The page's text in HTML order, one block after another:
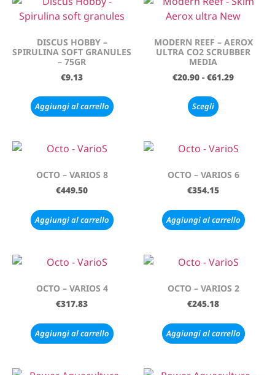
DISCUS HOBBY –
SPIRULINA SOFT GRANULES
– 75GR
€9.13
Aggiungi al carrello
MODERN REEF – AEROX
ULTRA CO2 SCRUBBER
MEDIA
€20.90 - €61.29
Scegli
OCTO – VARIOS 8
€449.50
Aggiungi al carrello
OCTO – VARIOS 6
€354.15
Aggiungi al carrello
OCTO – VARIOS 4
€317.83
Aggiungi al carrello
OCTO – VARIOS 2
€245.18
Aggiungi al carrello